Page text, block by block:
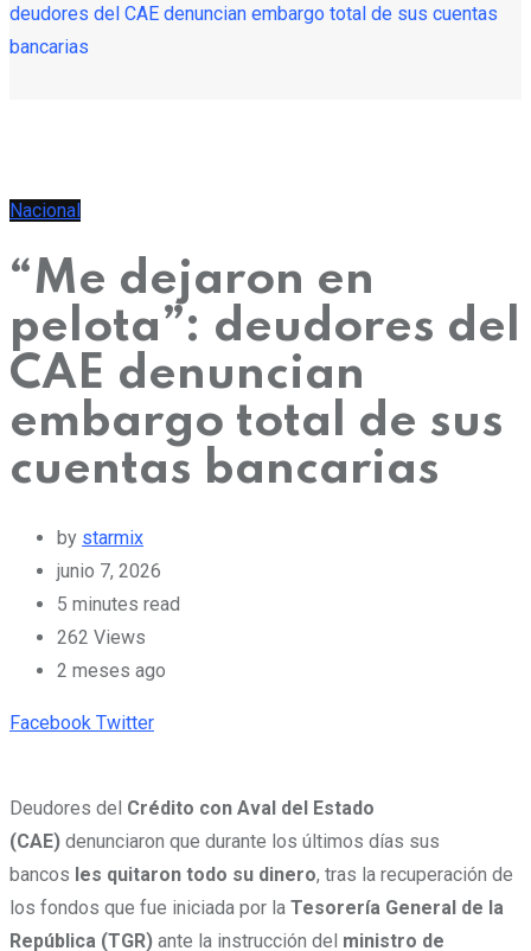
deudores del CAE denuncian embargo total de sus cuentas
bancarias
Nacional
“Me dejaron en
pelota”: deudores del
CAE denuncian
embargo total de sus
cuentas bancarias
by starmix
junio 7, 2026
5 minutes read
262 Views
2 meses ago
Facebook TwitterPinterest
Whatsapp
Cloud
StumbleUpon
Print
Share
Deudores del Crédito con Aval del Estado
(CAE) denunciaron que durante los últimos días sus
bancos les quitaron todo su dinero, tras la recuperación de
los fondos que fue iniciada por la Tesorería General de la
República (TGR) ante la instrucción del ministro de